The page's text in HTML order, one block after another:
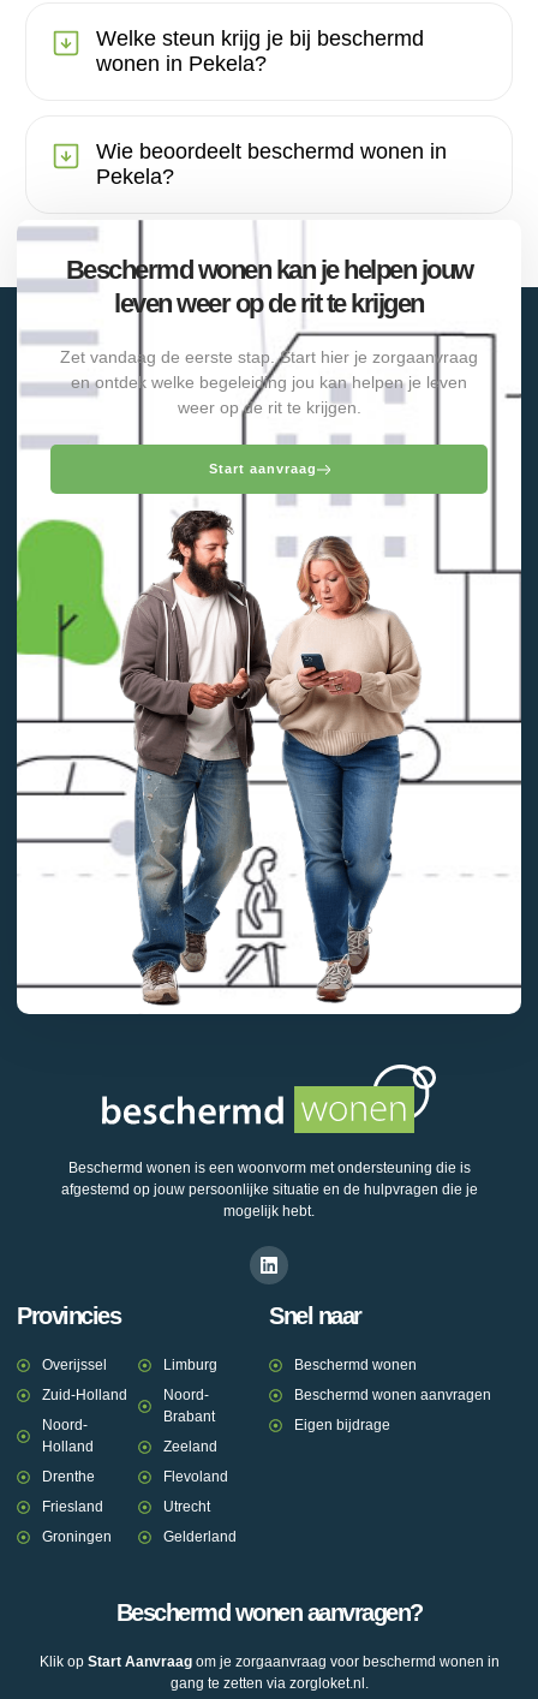
Welke steun krijg je bij beschermd
wonen in Pekela?
Wie beoordeelt beschermd wonen in
Pekela?
Beschermd wonen kan je helpen jouw
leven weer op de rit te krijgen
Zet vandaag de eerste stap. Start hier je zorgaanvraag
en ontdek welke begeleiding jou kan helpen je leven
weer op de rit te krijgen.
Start aanvraag
Beschermd wonen is een woonvorm met ondersteuning die is
afgestemd op jouw persoonlijke situatie en de hulpvragen die je
mogelijk hebt.
Provincies
Overijssel
Zuid-Holland
Noord-
Holland
Drenthe
Friesland
Groningen
Limburg
Noord-
Brabant
Zeeland
Flevoland
Utrecht
Gelderland
Snel naar
Beschermd wonen
Beschermd wonen aanvragen
Eigen bijdrage
Beschermd wonen aanvragen?
Klik op Start Aanvraagom je zorgaanvraag voor beschermd wonen in
gang te zetten via zorgloket.nl.